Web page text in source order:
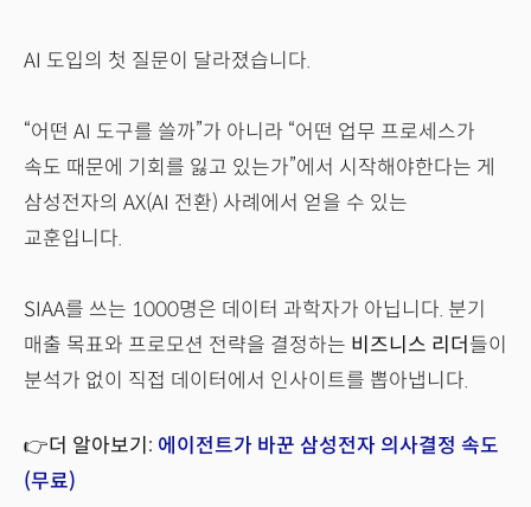
AI 도입의 첫 질문이 달라졌습니다.
“어떤 AI 도구를 쓸까”가 아니라 “어떤 업무 프로세스가
속도 때문에 기회를 잃고 있는가”에서 시작해야한다는 게
삼성전자의 AX(AI 전환) 사례에서 얻을 수 있는
교훈입니다.
SIAA를 쓰는 1000명은 데이터 과학자가 아닙니다. 분기
매출 목표와 프로모션 전략을 결정하는 비즈니스 리더 들이
분석가 없이 직접 데이터에서 인사이트를 뽑아냅니다.
👉더 알아보기: 에이전트가 바꾼 삼성전자 의사결정 속도
(무료)